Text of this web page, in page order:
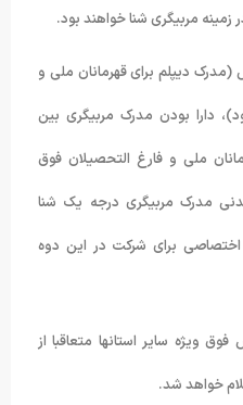
مربیگری شنا خواهند بود.
دیپلم برای قهرمانان ملی و
دارا بودن مدرک مربیگری بین
ملی و فارغ التحصیلان فوق
مدرک مربیگری درجه یک شنا
برای شرکت در این دوه
ویژه سایر استانها متعاقبا از
خواهد شد.